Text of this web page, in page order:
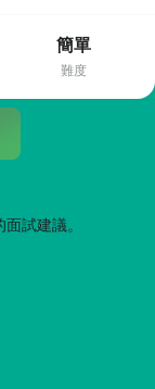
簡單
難度
試建議。